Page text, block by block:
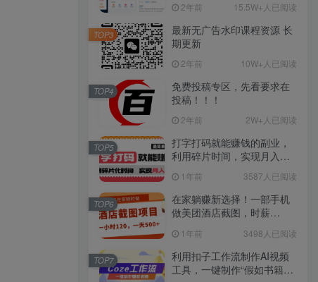
惠】2年前 15.5W+人已阅读
最新无广告水印课程资源 长
期更新
2年前 10W+人已阅读
TOP3
免费投稿专区，先看要求在
投稿！！！
2年前 2W+人已阅读
TOP4
打字打码就能赚钱的副业，
利用碎片时间，实现月入过
1年前 3587人已阅读
TOP5
在家躺赚新选择！一部手机
做美团酒店截图，时薪
1年前 3498人已阅读
TOP6
利用扣子工作流制作AI视频
工具，一键制作“假如书籍会
TOP7